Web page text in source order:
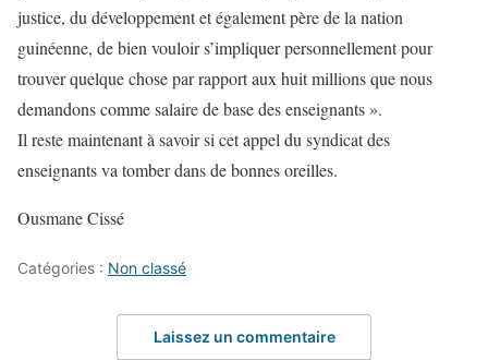
justice, du développement et également père de la nation
guinéenne, de bien vouloir s’impliquer personnellement pour
trouver quelque chose par rapport aux huit millions que nous
demandons comme salaire de base des enseignants ».
Il reste maintenant à savoir si cet appel du syndicat des
enseignants va tomber dans de bonnes oreilles.
Ousmane Cissé
Catégories : Non classé
Laissez un commentaire